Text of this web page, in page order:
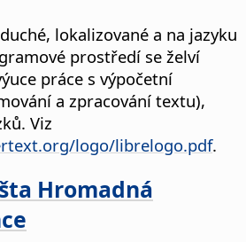
lokalizované a na jazyku
prostředí se želví
práce s výpočetní
a zpracování textu),
Viz
logo/librelogo.pdf.
Hromadná